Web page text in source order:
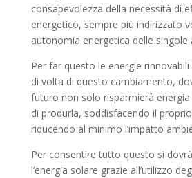
consapevolezza della necessità di
energetico, sempre più indirizzato
autonomia energetica delle singole
Per far questo le energie
di volta di questo cambiamento,
futuro non solo risparmierà
di produrla, soddisfacendo il
riducendo al minimo l’impatto
Per consentire tutto questo si
l’energia solare grazie all’utilizzo